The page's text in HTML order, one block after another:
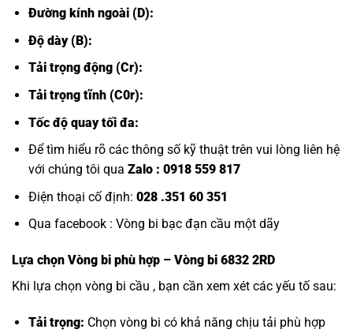
Đường kính ngoài (D):
Độ dày (B):
Tải trọng động (Cr):
Tải trọng tĩnh (C0r):
Tốc độ quay tối đa:
Để tìm hiểu rõ các thông số kỹ thuật trên vui lòng liên hệ
với chúng tôi qua Zalo : 0918 559 817
Điện thoại cố định: 028 .351 60 351
Qua facebook : Vòng bi bạc đạn cầu một dãy
Lựa chọn Vòng bi phù hợp – Vòng bi 6832 2RD
Khi lựa chọn vòng bi cầu , bạn cần xem xét các yếu tố sau:
Tải trọng: Chọn vòng bi có khả năng chịu tải phù hợp